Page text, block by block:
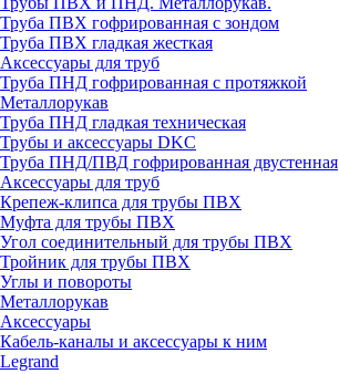
Труба ПВХ гофрированная с зондом
Труба ПВХ гладкая жесткая
Аксессуары для труб
Труба ПНД гофрированная с протяжкой
Металлорукав
Труба ПНД гладкая техническая
Трубы и аксессуары DKC
Труба ПНД/ПВД гофрированная двустенная
Аксессуары для труб
Крепеж-клипса для трубы ПВХ
Муфта для трубы ПВХ
Угол соединительный для трубы ПВХ
Тройник для трубы ПВХ
Углы и повороты
Металлорукав
Аксессуары
Кабель-каналы и аксессуары к ним
Legrand